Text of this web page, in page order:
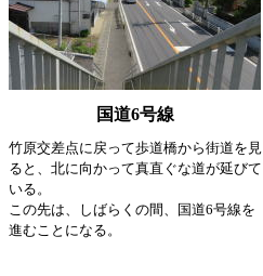
国道6号線
竹原交差点に戻って歩道橋から街道を見
ると、北に向かって真直ぐな道が延びて
いる。
この先は、しばらくの間、国道6号線を
進むことになる。